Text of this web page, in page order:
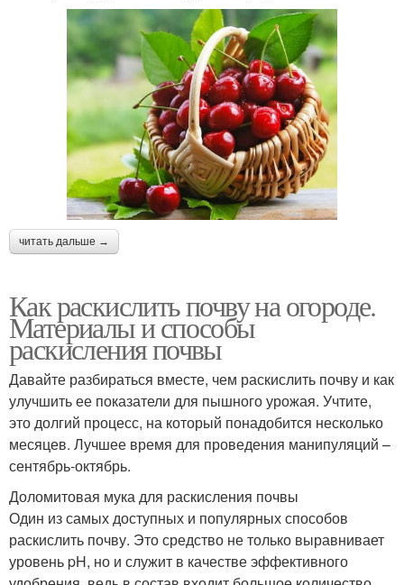
читать дальше →
Как раскислить почву на огороде.
Материалы и способы
раскисления почвы
Давайте разбираться вместе, чем раскислить почву и как
улучшить ее показатели для пышного урожая. Учтите,
это долгий процесс, на который понадобится несколько
месяцев. Лучшее время для проведения манипуляций –
сентябрь-октябрь.
Доломитовая мука для раскисления почвы
Один из самых доступных и популярных способов
раскислить почву. Это средство не только выравнивает
уровень pH, но и служит в качестве эффективного